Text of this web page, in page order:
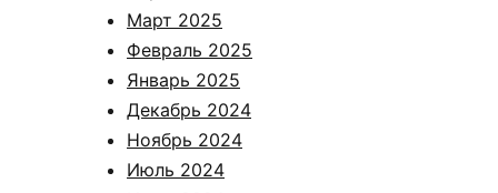
Март 2025
Февраль 2025
Январь 2025
Декабрь 2024
Ноябрь 2024
Июль 2024